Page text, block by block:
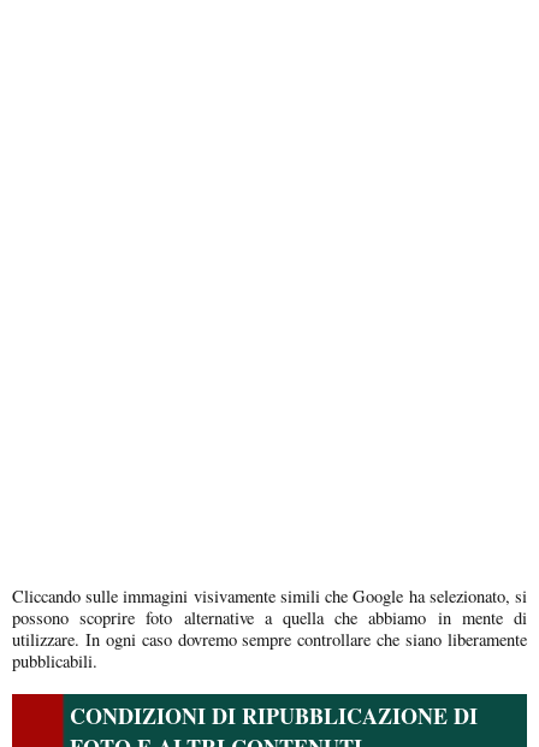
Cliccando sulle immagini visivamente simili che Google ha selezionato, si
possono scoprire foto alternative a quella che abbiamo in mente di
utilizzare. In ogni caso dovremo sempre controllare che siano liberamente
pubblicabili.
CONDIZIONI DI RIPUBBLICAZIONE DI